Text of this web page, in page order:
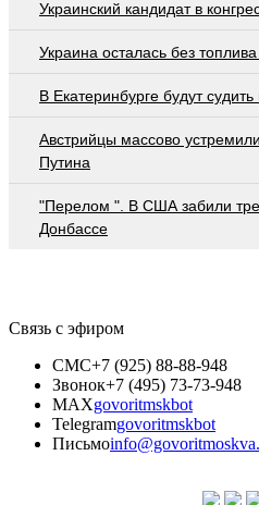
Украинский кандидат в
Украина осталась без
В Екатеринбурге будут
Австрийцы массово
Путина
"Перелом ". В США забили
Донбассе
Связь с эфиром
СМС+7 (925) 88-88-948
Звонок+7 (495) 73-73-948
MAXgovoritmskbot
Telegramgovoritmskbot
Письмо